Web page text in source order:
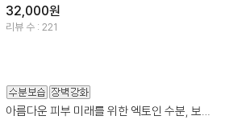
32,000원
리뷰 수 : 221
아름다운 피부 미래를 위한 엑토인 수분, 보습 미라클케어